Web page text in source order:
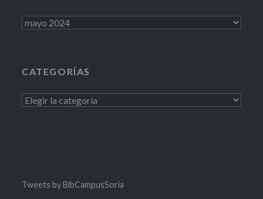
Archivos
CATEGORÍAS
Categorías
Tweets by BibCampusSoria